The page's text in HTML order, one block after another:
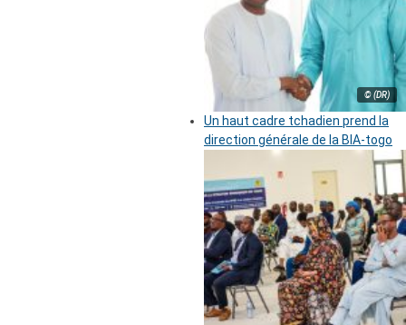
© (DR)
Un haut cadre tchadien prend la
direction générale de la BIA-togo